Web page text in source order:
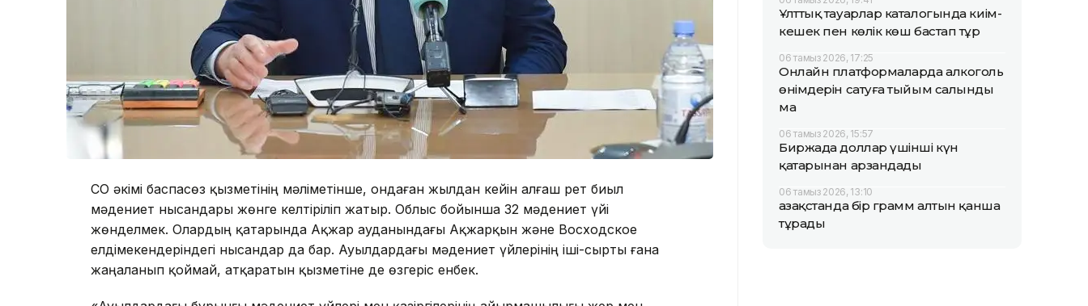
СҚО әкімі баспасөз қызметінің мәліметінше, ондаған жылдан кейін алғаш рет биыл
мәдениет нысандары жөнге келтіріліп жатыр. Облыс бойынша 32 мәдениет үйі
жөнделмек. Олардың қатарында Ақжар ауданындағы Ақжарқын және Восходское
елдімекендеріндегі нысандар да бар. Ауылдардағы мәдениет үйлерінің іші-сырты ғана
жаңаланып қоймай, атқаратын қызметіне де өзгеріс енбек.
Ұлттық тауарлар каталогында киім-
кешек пен көлік көш бастап тұр
06 тамыз 2026, 17:25
Онлайн платформаларда алкоголь
өнімдерін сатуға тыйым салынды
ма
06 тамыз 2026, 15:57
Биржада доллар үшінші күн
қатарынан арзандады
06 тамыз 2026, 13:10
Қазақстанда бір грамм алтын қанша
тұрады